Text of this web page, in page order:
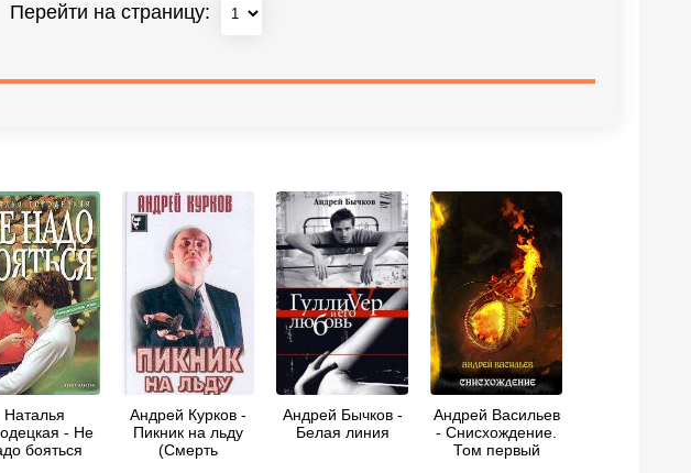
Перейти на страницу:
Наталья
- Не
бояться
Андрей Курков -
Пикник на льду
(Смерть
Андрей Бычков -
Белая линия
Андрей Васильев
- Снисхождение.
Том первый